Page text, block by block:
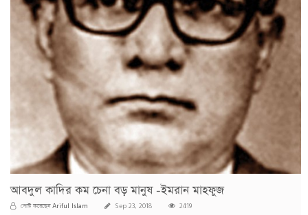
আবদুল কাদির কম চেনা বড় মানুষ -ইমরান মাহফুজ
পোস্ট করেছেনAriful Islam Sep 23, 2018 2419